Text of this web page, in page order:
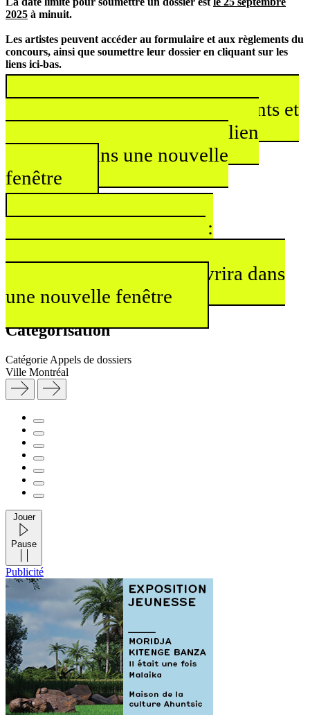
2025 à minuit.
Les artistes peuvent accéder au formulaire et aux règlements du
concours, ainsi que soumettre leur dossier en cliquant sur les
liens ici-bas.
Prix Pierre-Ayot : règlements et
Ce lien
s'ouvrira dans une nouvelle
fenêtre
Prix Louis-Comtois :
Ce lien s'ouvrira dans
une nouvelle fenêtre
Catégorisation
Catégorie Appels de dossiers
Ville Montréal
Jouer
Pause
Publicité